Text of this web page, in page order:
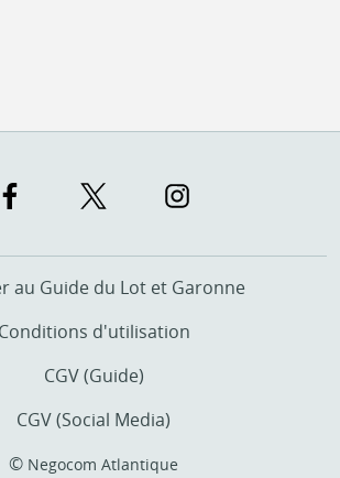
au Guide du Lot et Garonne
Conditions d'utilisation
CGV (Guide)
CGV (Social Media)
© Negocom Atlantique